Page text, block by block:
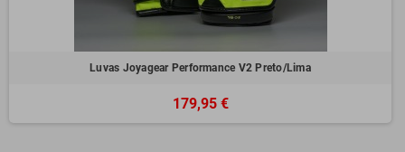
Luvas Joyagear Performance V2 Preto/Lima
179,95 €